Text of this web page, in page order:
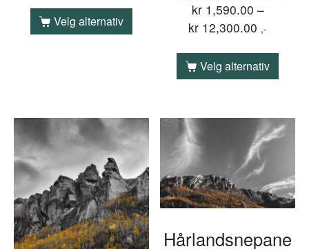
Velg alternativ
kr1,590.00 –
kr 12,300.00 ,-
Velg alternativ
Hårlandsnepane